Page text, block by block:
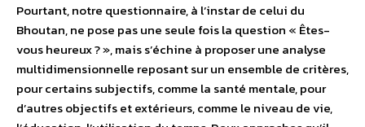
Pourtant, notre questionnaire, à l’instar de celui du
Bhoutan, ne pose pas une seule fois la question « Êtes-
vous heureux ? », mais s’échine à proposer une analyse
multidimensionnelle reposant sur un ensemble de critères,
pour certains subjectifs, comme la santé mentale, pour
d’autres objectifs et extérieurs, comme le niveau de vie,